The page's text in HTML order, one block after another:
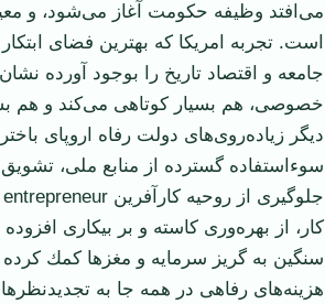
می‌افتد وظيفه حكومت آغاز می‌شود، و
است. تجربه امريكا كه ‏بهترين فضای
جامعه و اقتصاد تاريخ را بوجود آورده
خصوصی، هم بسيار كوتاهی می‌كند و هم
ديگر زياده‌روی‌های دولت ‏رفاه اروپای
سوء‌استفاده گسترده از منابع ملی،
كار، از بهره‌وری كاسته و بر ‏بيكاری
سنگين به گريز سرمايه و مغزها كمك
‏هزينه‌های رفاهی در همه جا به